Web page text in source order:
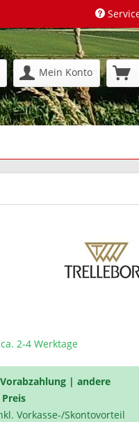
Mein Konto
2-4 Werktage
| andere
Vorkasse-/Skontovorteil